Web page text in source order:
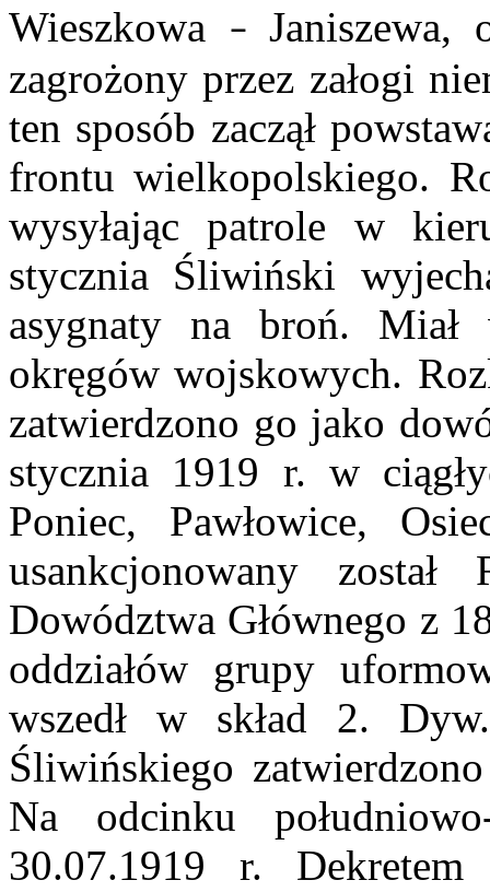
Wieszkowa
–
zagrożony przez załogi
ten sposób zaczął
frontu wielkopolskiego.
wysyłając patrole w
stycznia Śliwiński
asygnaty na broń.
okręgów wojskowych.
zatwierdzono go jako
stycznia 1919 r. w
Poniec, Pawłowice,
usankcjonowany
Dowództwa Głównego z
oddziałów grupy
wszedł w skład 2.
Śliwińskiego
Na odcinku
30.07.1919 r.